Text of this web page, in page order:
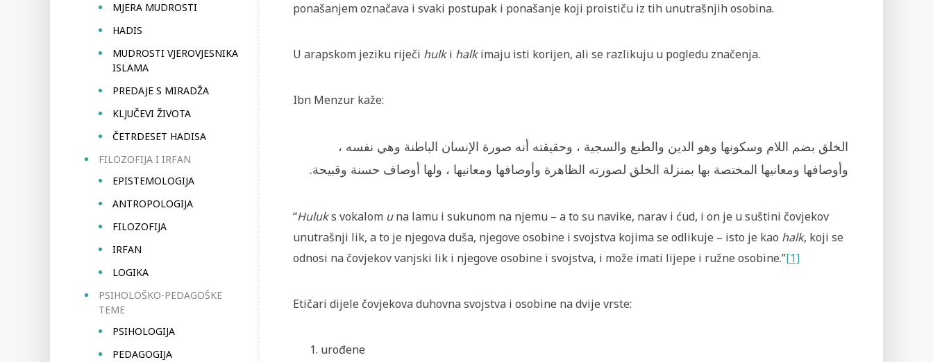
MJERA MUDROSTI
HADIS
MUDROSTI VJEROVJESNIKA
ISLAMA
PREDAJE S MIRADŽA
KLJUČEVI ŽIVOTA
ČETRDESET HADISA
FILOZOFIJA I IRFAN
EPISTEMOLOGIJA
ANTROPOLOGIJA
FILOZOFIJA
IRFAN
LOGIKA
PSIHOLOŠKO-PEDAGOŠKE
TEME
PSIHOLOGIJA
PEDAGOGIJA
ponašanjem označava i svaki postupak i ponašanje koji proističu iz tih unutrašnjih osobina.
U arapskom jeziku riječi hulki halkimaju isti korijen, ali se razlikuju u pogledu značenja.
Ibn Menzur kaže:
الخلق بضم اللام وسكونها وهو الدين والطبع والسجية ، وحقيقته أنه صورة الإنسان الباطنة وهي نفسه ،
وأوصافها ومعانيها المختصة بها بمنزلة الخلق لصورته الظاهرة وأوصافها ومعانيها ، ولها أوصاف حسنة وقبيحة.
“Huluks vokalom una lamu i sukunom na njemu – a to su navike, narav i ćud, i on je u suštini čovjekov
unutrašnji lik, a to je njegova duša, njegove osobine i svojstva kojima se odlikuje – isto je kao halk, koji se
odnosi na čovjekov vanjski lik i njegove osobine i svojstva, i može imati lijepe i ružne osobine.”[1]
Etičari dijele čovjekova duhovna svojstva i osobine na dvije vrste:
urođene